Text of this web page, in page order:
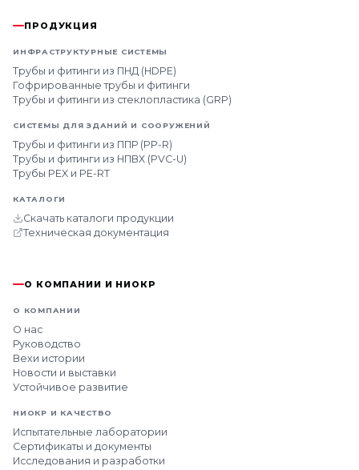
ПРОДУКЦИЯ
ИНФРАСТРУКТУРНЫЕ СИСТЕМЫ
Трубы и фитинги из ПНД (HDPE)
Гофрированные трубы и фитинги
Трубы и фитинги из стеклопластика (GRP)
СИСТЕМЫ ДЛЯ ЗДАНИЙ И СООРУЖЕНИЙ
Трубы и фитинги из ППР (PP-R)
Трубы и фитинги из НПВХ (PVC-U)
Трубы PEX и PE-RT
КАТАЛОГИ
Скачать каталоги продукции
Техническая документация
О КОМПАНИИ И НИОКР
О КОМПАНИИ
О нас
Руководство
Вехи истории
Новости и выставки
Устойчивое развитие
НИОКР И КАЧЕСТВО
Испытательные лаборатории
Сертификаты и документы
Исследования и разработки